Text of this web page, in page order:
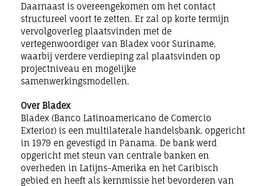
Daarnaast is overeengekomen om het contact
structureel voort te zetten. Er zal op korte termijn
vervolgoverleg plaatsvinden met de
vertegenwoordiger van Bladex voor Suriname,
waarbij verdere verdieping zal plaatsvinden op
projectniveau en mogelijke
samenwerkingsmodellen.
Over Bladex
Bladex (Banco Latinoamericano de Comercio
Exterior) is een multilaterale handelsbank, opgericht
in 1979 en gevestigd in Panama. De bank werd
opgericht met steun van centrale banken en
overheden in Latijns-Amerika en het Caribisch
gebied en heeft als kernmissie het bevorderen van